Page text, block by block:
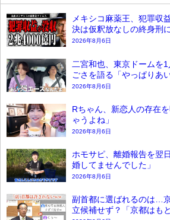
メキシコ麻薬王、犯罪
決は仮釈放なしの終身刑に
2026年8月6日
二宮和也、東京ドームを
ごさを語る「やっぱりあ
2026年8月6日
Rちゃん、新恋人の存在
ゃうよね」
2026年8月6日
ホモサピ、離婚報告を翌
婚してませんでした」
2026年8月6日
副首都に選ばれるのは…
立候補せず？「京都はも